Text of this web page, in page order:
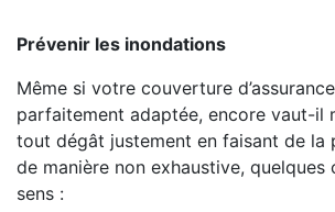
Prévenir les inondations
Même si votre couverture
parfaitement adaptée, encore vaut-il
tout dégât justement en faisant de la
de manière non exhaustive, quelques
sens :